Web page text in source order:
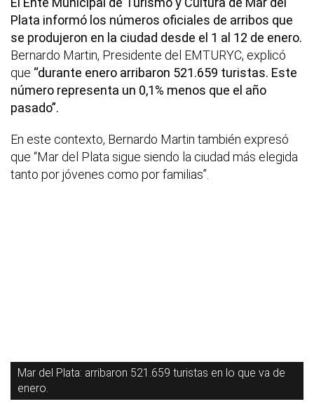
Plata informó los números oficiales de arribos que
se produjeron en la ciudad desde el 1 al 12 de enero.
Bernardo Martin, Presidente del EMTURYC, explicó
que “durante enero arribaron 521.659 turistas. Este
número representa un 0,1% menos que el año
pasado”.
En este contexto, Bernardo Martin también expresó
que “Mar del Plata sigue siendo la ciudad más elegida
tanto por jóvenes como por familias”.
Mar del Plata: arribaron 521.659 turistas en lo que va de
enero.